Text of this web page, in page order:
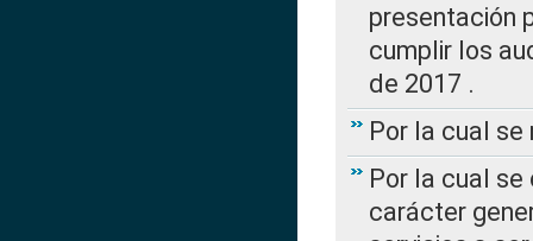
presentación
cumplir los
de 2017 .
Por la cual se
Por la cual
carácter